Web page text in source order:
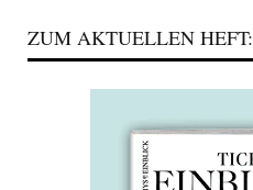
ZUM AKTUELLEN HEFT: